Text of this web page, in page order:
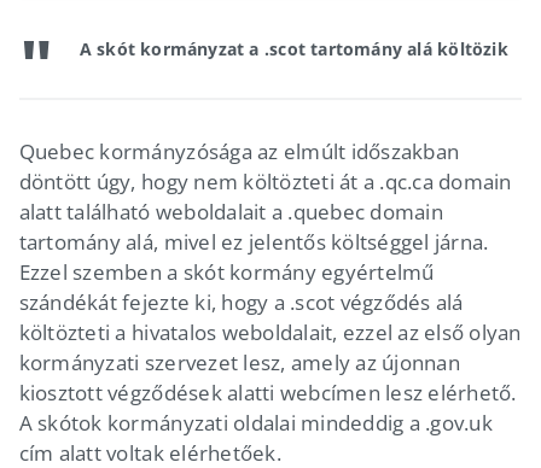
A skót kormányzat a .scot tartomány alá költözik
Quebec kormányzósága az elmúlt időszakban
döntött úgy, hogy nem költözteti át a .qc.ca domain
alatt található weboldalait a .quebec domain
tartomány alá, mivel ez jelentős költséggel járna.
Ezzel szemben a skót kormány egyértelmű
szándékát fejezte ki, hogy a .scot végződés alá
költözteti a hivatalos weboldalait, ezzel az első olyan
kormányzati szervezet lesz, amely az újonnan
kiosztott végződések alatti webcímen lesz elérhető.
A skótok kormányzati oldalai mindeddig a .gov.uk
cím alatt voltak elérhetőek.